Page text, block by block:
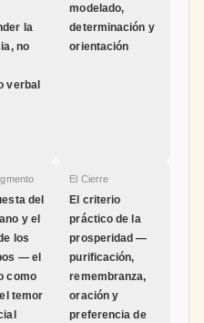
la
no
verbal
modelado,
determinación y
orientación
del
y el
los
— el
como
temor
El Cierre
El criterio
práctico de la
prosperidad —
purificación,
remembranza,
oración y
preferencia de